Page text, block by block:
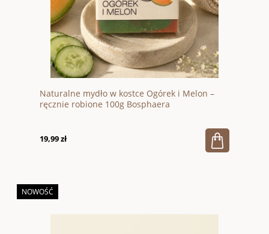
Naturalne mydło w kostce Ogórek i Melon –
ręcznie robione 100g Bosphaera
19,99 zł
NOWOŚĆ